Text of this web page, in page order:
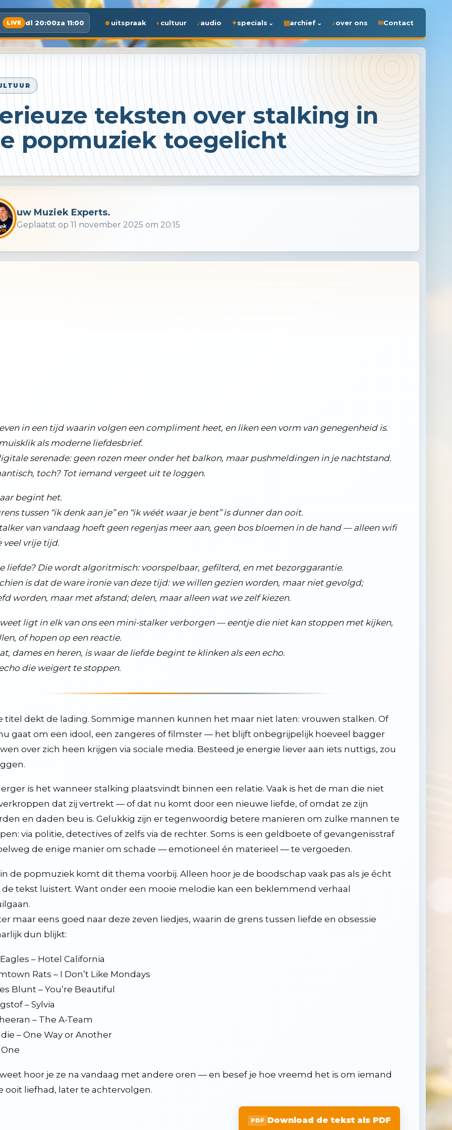
LIVE di 20:00za 11:00 uitspraak cultuur audio specials archief over ons Contact
andere media en praatprogramma's
modernere vormen van beelden
ontwikkeling
zijn
en blijven, ook en vooral in deze tijd
wel wat van
goederen, zenders en spellen
teksten over stalking in
popmuziek toegelicht
uw Muziek Experts.
Geplaatst op 11 november 2025 om 20:15
in een tijd waarin volgen een compliment heet, en liken een vorm van genegenheid is.
als moderne liefdesbrief.
serenade: geen rozen meer onder het balkon, maar pushmeldingen in je nachtstand.
toch? Tot iemand vergeet uit te loggen.
begint het.
tussen “ik denk aan je” en “ik wéét waar je bent” is dunner dan ooit.
van vandaag hoeft geen regenjas meer aan, geen bos bloemen in de hand — alleen wifi
veel vrije tijd.
liefde? Die wordt algoritmisch: voorspelbaar, gefilterd, en met bezorggarantie.
is dat de ware ironie van deze tijd: we willen gezien worden, maar niet gevolgd;
worden, maar met afstand; delen, maar alleen wat we zelf kiezen.
ligt in elk van ons een mini-stalker verborgen — eentje die niet kan stoppen met kijken,
of hopen op een reactie.
dames en heren, is waar de liefde begint te klinken als een echo.
die weigert te stoppen.
titel dekt de lading. Sommige mannen kunnen het maar niet laten: vrouwen stalken. Of
gaat om een idool, een zangeres of filmster — het blijft onbegrijpelijk hoeveel bagger
over zich heen krijgen via sociale media. Besteed je energie liever aan iets nuttigs, zou
is het wanneer stalking plaatsvindt binnen een relatie. Vaak is het de man die niet
dat zij vertrekt — of dat nu komt door een nieuwe liefde, of omdat ze zijn
en daden beu is. Gelukkig zijn er tegenwoordig betere manieren om zulke mannen te
via politie, detectives of zelfs via de rechter. Soms is een geldboete of gevangenisstraf
de enige manier om schade — emotioneel én materieel — te vergoeden.
de popmuziek komt dit thema voorbij. Alleen hoor je de boodschap vaak pas als je écht
de tekst luistert. Want onder een mooie melodie kan een beklemmend verhaal
maar eens goed naar deze zeven liedjes, waarin de grens tussen liefde en obsessie
dun blijkt:
– Hotel California
Rats – I Don’t Like Mondays
Blunt – You’re Beautiful
– Sylvia
– The A-Team
– One Way or Another
One
hoor je ze na vandaag met andere oren — en besef je hoe vreemd het is om iemand
ooit liefhad, later te achtervolgen.
Download de tekst als PDF